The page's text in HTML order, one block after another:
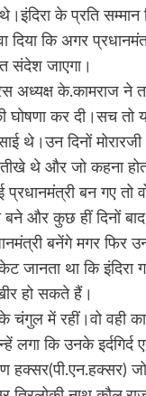
के प्रति
दिया कि अगर
संदेश जाएगा।
अध्यक्ष के.कामराज ने
कर दी।सच तो
थे।उन दिनों
थे और जो कहना
बन गए तो
और कुछ हीं दिनों
बनेंगे मगर फिर
जानता था कि
हो सकते हैं।
चंगुल में रहीं।वो वही
कि उनके इर्दगिर्द
जो